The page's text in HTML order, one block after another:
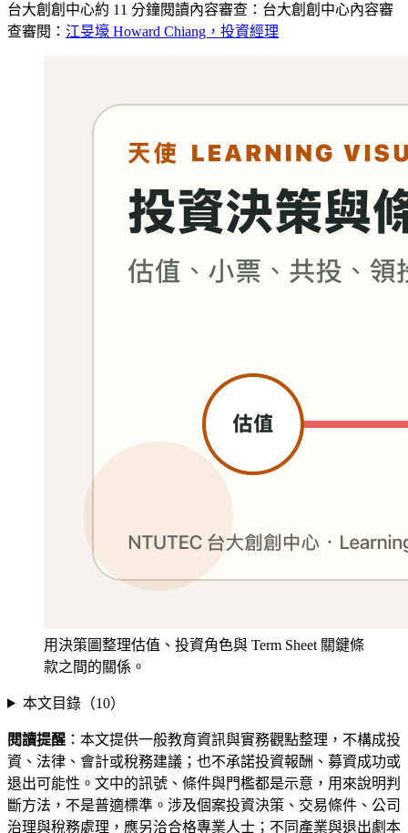
台大創創中心約 11 分鐘閱讀內容審查： 台大創創中心內容審
查審閱： 江旻壕 Howard Chiang，投資經理
用決策圖整理估值、投資角色與 Term Sheet 關鍵條
款之間的關係。
本文目錄（10）
閱讀提醒 ：本文提供一般教育資訊與實務觀點整理，不構成投
資、法律、會計或稅務建議；也不承諾投資報酬、募資成功或
退出可能性。文中的訊號、條件與門檻都是示意，用來說明判
斷方法，不是普適標準。涉及個案投資決策、交易條件、公司
治理與稅務處理，應另洽合格專業人士；不同產業與退出劇本